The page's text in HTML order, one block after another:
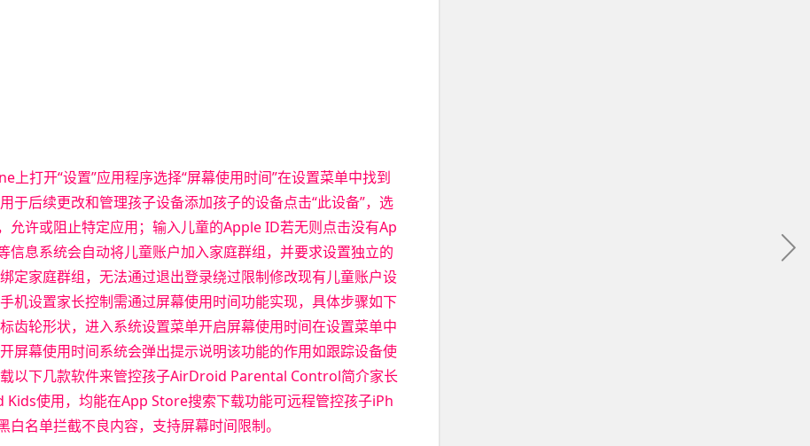
上打开“设置”应用程序选择“屏幕使用时间”在设置菜单中找到
于后续更改和管理孩子设备添加孩子的设备点击“此设备”，选
允许或阻止特定应用；输入儿童的Apple ID若无则点击没有Ap
息系统会自动将儿童账户加入家庭群组，并要求设置独立的
定家庭群组，无法通过退出登录绕过限制修改现有儿童账户设
机设置家长控制需通过屏幕使用时间功能实现，具体步骤如下
齿轮形状，进入系统设置菜单开启屏幕使用时间在设置菜单中
屏幕使用时间系统会弹出提示说明该功能的作用如跟踪设备使
以下几款软件来管控孩子AirDroid Parental Control简介家长
使用，均能在App Store搜索下载功能可远程管控孩子iPh
名单拦截不良内容，支持屏幕时间限制。